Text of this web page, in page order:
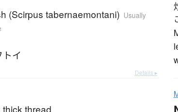
(Scirpus tabernaemontani) Usually
トイ
Details ▸
thread